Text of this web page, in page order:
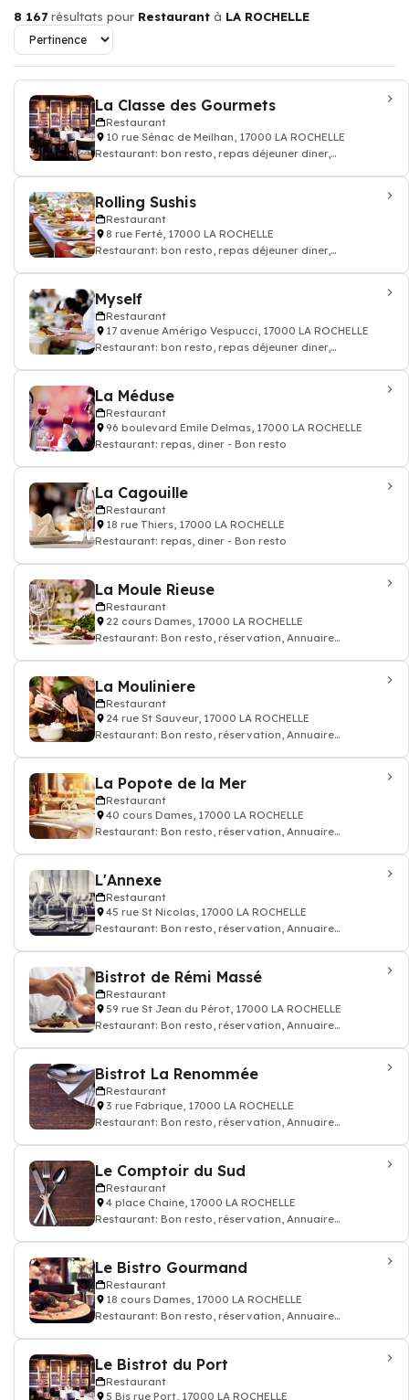
8 167 résultats pour Restaurant à LA ROCHELLE
La Classe des Gourmets
Restaurant
10 rue Sénac de Meilhan, 17000 LA ROCHELLE
Restaurant: bon resto, repas déjeuner dîner,
Rolling Sushis
Restaurant
8 rue Ferté, 17000 LA ROCHELLE
Restaurant: bon resto, repas déjeuner dîner,
Myself
Restaurant
17 avenue Amérigo Vespucci, 17000 LA ROCHELLE
Restaurant: bon resto, repas déjeuner dîner,
La Méduse
Restaurant
96 boulevard Emile Delmas, 17000 LA ROCHELLE
Restaurant: repas, diner - Bon resto
La Cagouille
Restaurant
18 rue Thiers, 17000 LA ROCHELLE
Restaurant: repas, diner - Bon resto
La Moule Rieuse
Restaurant
22 cours Dames, 17000 LA ROCHELLE
Restaurant: Bon resto, réservation, Annuaire
La Mouliniere
Restaurant
24 rue St Sauveur, 17000 LA ROCHELLE
Restaurant: Bon resto, réservation, Annuaire
La Popote de la Mer
Restaurant
40 cours Dames, 17000 LA ROCHELLE
Restaurant: Bon resto, réservation, Annuaire
L'Annexe
Restaurant
45 rue St Nicolas, 17000 LA ROCHELLE
Restaurant: Bon resto, réservation, Annuaire
Bistrot de Rémi Massé
Restaurant
59 rue St Jean du Pérot, 17000 LA ROCHELLE
Restaurant: Bon resto, réservation, Annuaire
Bistrot La Renommée
Restaurant
3 rue Fabrique, 17000 LA ROCHELLE
Restaurant: Bon resto, réservation, Annuaire
Le Comptoir du Sud
Restaurant
4 place Chaine, 17000 LA ROCHELLE
Restaurant: Bon resto, réservation, Annuaire
Le Bistro Gourmand
Restaurant
18 cours Dames, 17000 LA ROCHELLE
Restaurant: Bon resto, réservation, Annuaire
Le Bistrot du Port
Restaurant
5 Bis rue Port, 17000 LA ROCHELLE